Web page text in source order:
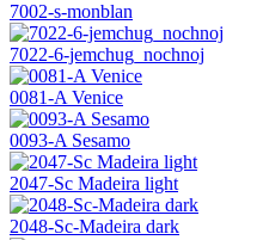
7002-s-monblan
7022-6-jemchug_nochnoj
0081-A Venice
0093-A Sesamo
2047-Sc Madeira light
2048-Sc-Madeira dark